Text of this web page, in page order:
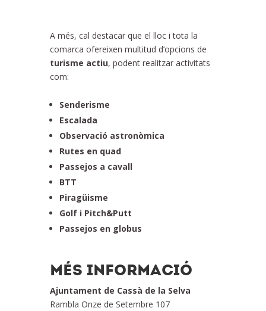
A més, cal destacar que el lloc i tota la
comarca ofereixen multitud d’opcions de
turisme actiu, podent realitzar activitats
com:
Senderisme
Escalada
Observació astronòmica
Rutes en quad
Passejos a cavall
BTT
Piragüisme
Golf i Pitch&Putt
Passejos en globus
MÉS INFORMACIÓ
Ajuntament de Cassà de la Selva
Rambla Onze de Setembre 107